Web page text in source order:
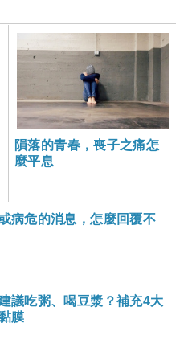
隕落的青春，喪子之痛怎
麼平息
病危的消息，怎麼回覆不
議吃粥、喝豆漿？補充4大
膜